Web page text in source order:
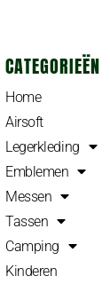
CATEGORIEËN
Home
Airsoft
Legerkleding
Emblemen
Messen
Tassen
Camping
Kinderen